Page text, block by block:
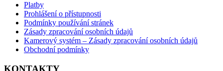
Platby
Prohlášení o přístupnosti
Podmínky používání stránek
Zásady zpracování osobních údajů
Kamerový systém – Zásady zpracování osobních údajů
Obchodní podmínky
KONTAKTY